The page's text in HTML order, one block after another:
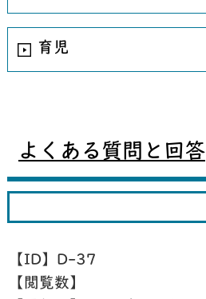
育児
よくある質問と回答
【ID】 D-37
【閲覧数】